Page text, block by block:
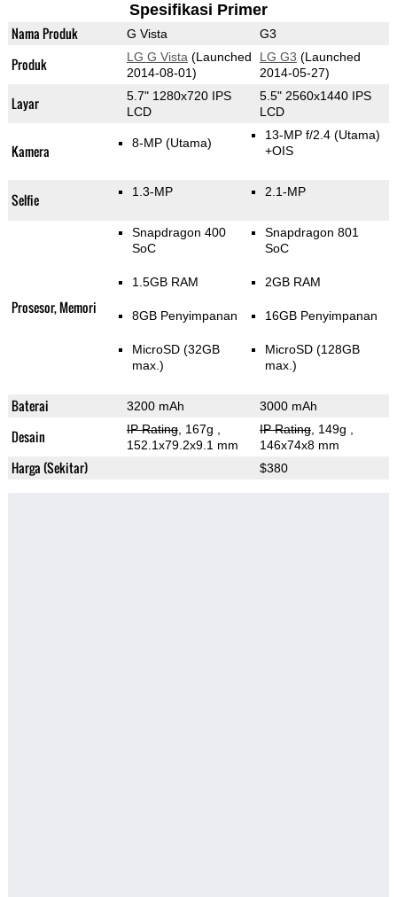
Spesifikasi Primer
Nama Produk G Vista G3
Produk LG G Vista (Launched
2014-08-01)
LG G3 (Launched
2014-05-27)
Layar
5.7" 1280x720 IPS
LCD
5.5" 2560x1440 IPS
LCD
Kamera 8-MP (Utama)
13-MP f/2.4 (Utama)
+OIS
Selfie 1.3-MP 2.1-MP
Prosesor, Memori
Snapdragon 400
SoC
1.5GB RAM
8GB Penyimpanan
MicroSD (32GB
max.)
Snapdragon 801
SoC
2GB RAM
16GB Penyimpanan
MicroSD (128GB
max.)
Baterai 3200 mAh 3000 mAh
Desain IP Rating, 167g
152.1x79.2x9.1 mm
IP Rating, 149g
146x74x8 mm
Harga (Sekitar) $380